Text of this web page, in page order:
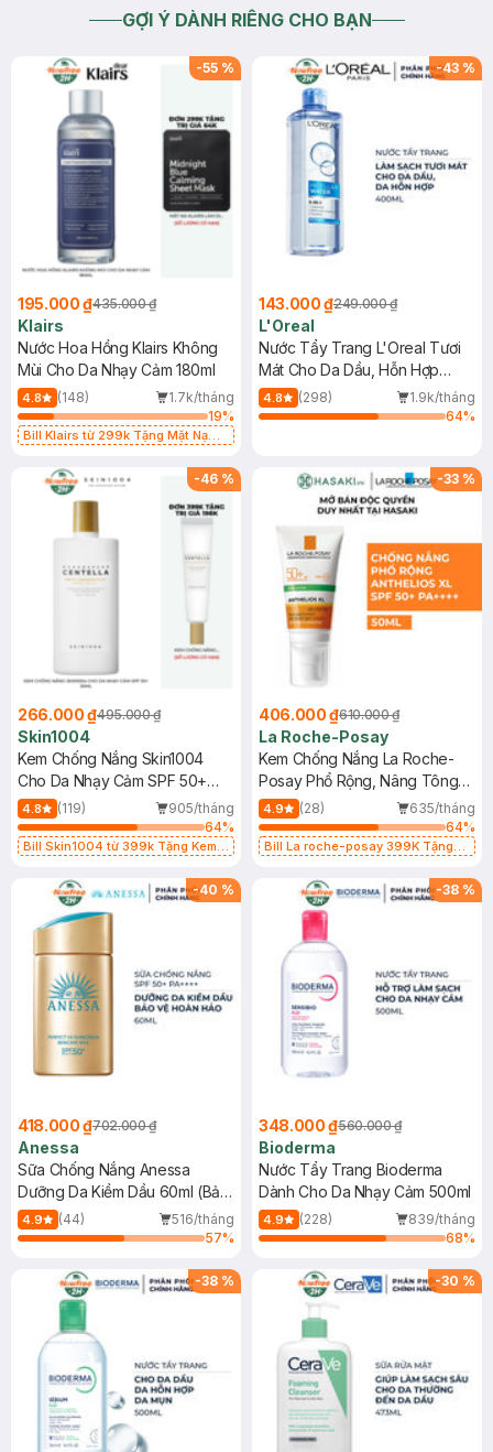
GỢI Ý DÀNH RIÊNG CHO BẠN
-55 %
195.000 ₫435.000 ₫
Klairs
Nước Hoa Hồng Klairs Không
Mùi Cho Da Nhạy Cảm 180ml
4.8 (148)
1.7k/tháng
19%
Bill Klairs từ 299k Tặng Mặt Nạ
25ml (SL Có Hạn)
-43 %
143.000 ₫249.000 ₫
L'Oreal
Nước Tẩy Trang L'Oreal Tươi
Mát Cho Da Dầu, Hỗn Hợp
400ml
4.8 (298)
1.9k/tháng
64%
-46 %
266.000 ₫495.000 ₫
Skin1004
Kem Chống Nắng Skin1004
Cho Da Nhạy Cảm SPF 50+
50ml
4.8 (119)
905/tháng
64%
Bill Skin1004 từ 399k Tặng Kem
SPF 50+ 20ml (SL Có Hạn)
-33 %
406.000 ₫610.000 ₫
La Roche-Posay
Kem Chống Nắng La Roche-
Posay Phổ Rộng, Nâng Tông
Kiềm Dầu 50ml
4.9 (28)
635/tháng
64%
Bill La roche-posay 399K Tặng
(SL có hạn)
-40 %
418.000 ₫702.000 ₫
Anessa
Sữa Chống Nắng Anessa
Dưỡng Da Kiềm Dầu 60ml (Bản
Mới)
4.9 (44)
516/tháng
57%
-38 %
348.000 ₫560.000 ₫
Bioderma
Nước Tẩy Trang Bioderma
Dành Cho Da Nhạy Cảm 500ml
4.9 (228)
839/tháng
68%
-38 % -30 %